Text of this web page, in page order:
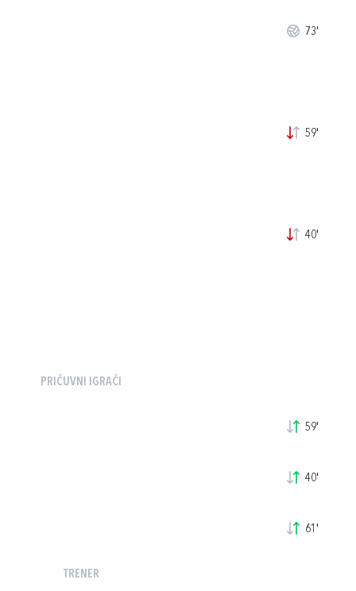
73'
59'
40'
PRIČUVNI IGRAČI
59'
40'
61'
TRENER